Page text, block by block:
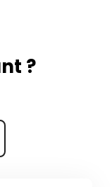
?